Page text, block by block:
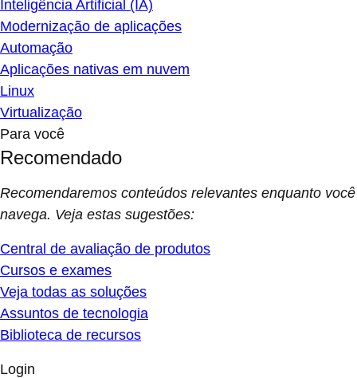
Inteligência Artificial (IA)
Modernização de aplicações
Automação
Aplicações nativas em nuvem
Linux
Virtualização
Para você
Recomendado
Recomendaremos conteúdos relevantes enquanto você
navega. Veja estas sugestões:
Central de avaliação de produtos
Cursos e exames
Veja todas as soluções
Assuntos de tecnologia
Biblioteca de recursos
Login